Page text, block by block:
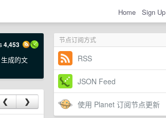
Home Sign Up
节点订阅方式
RSS
JSON Feed
使用 Planet 订阅节点更新
4,453
成的文
❮ ❯